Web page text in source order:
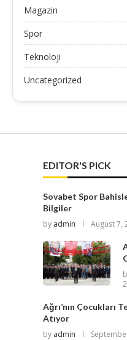
Magazin
Spor
Teknoloji
Uncategorized
EDITOR'S PICK
Sovabet Spor
Bilgiler
by admin August 7,
Ağrı’nın Çocukları
Atıyor
by admin